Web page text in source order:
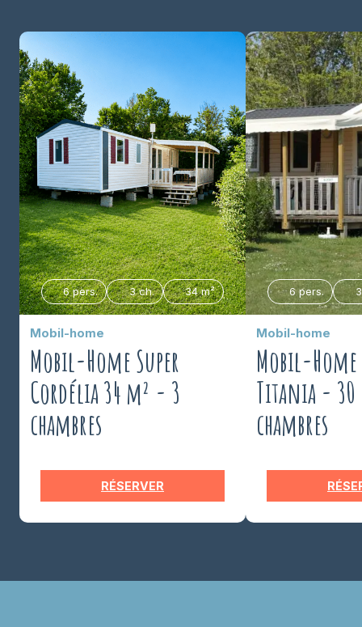
6 pers. 3 ch. 34 m²
Mobil-home
Mobil-Home Super
Cordélia 34 m² - 3
chambres
RÉSERVER
6 pers.
Mobil-home
Mobil-Home
Titania -
chambres